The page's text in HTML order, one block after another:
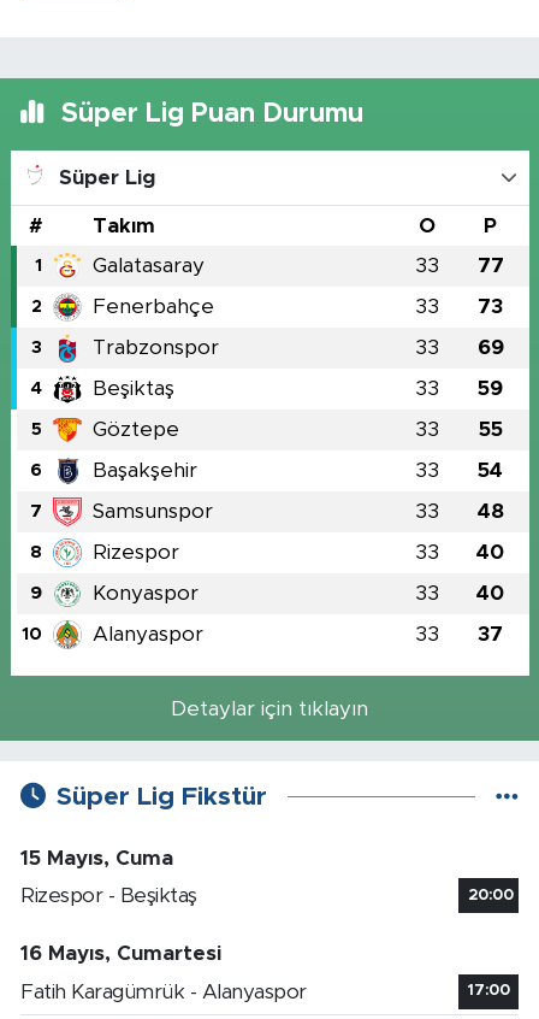
Süper Lig Puan Durumu
Süper Lig
# Takım O P
1 Galatasaray 33 77
2 Fenerbahçe 33 73
3 Trabzonspor 33 69
4 Beşiktaş 33 59
5 Göztepe 33 55
6 Başakşehir 33 54
7 Samsunspor 33 48
8 Rizespor 33 40
9 Konyaspor 33 40
10 Alanyaspor 33 37
Detaylar için tıklayın
Süper Lig Fikstür
15 Mayıs, Cuma
Rizespor - Beşiktaş
20:00
16 Mayıs, Cumartesi
Fatih Karagümrük - Alanyaspor
17:00